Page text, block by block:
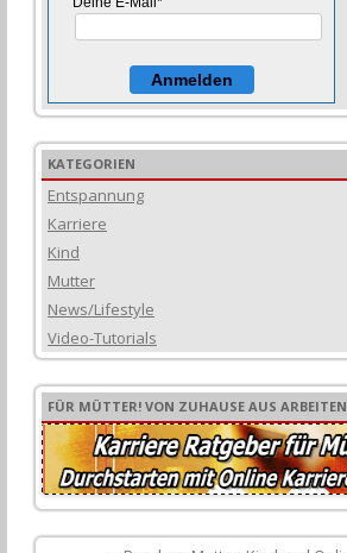
Anmelden
KATEGORIEN
Entspannung
Karriere
Kind
Mutter
News/Lifestyle
Video-Tutorials
FÜR MÜTTER! VON ZUHAUSE AUS ARBEITEN